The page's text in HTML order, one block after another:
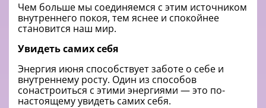
Чем больше мы соединяемся с этим источником
внутреннего покоя, тем яснее и спокойнее
становится наш мир.
Увидеть самих себя
Энергия июня способствует заботе о себе и
внутреннему росту. Один из способов
сонастроиться с этими энергиями — это по-
настоящему увидеть самих себя.